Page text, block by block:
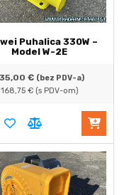
Puhalica 330W –
Model W-2E
€ (bez PDV-a)
168,75 €(s PDV-om)